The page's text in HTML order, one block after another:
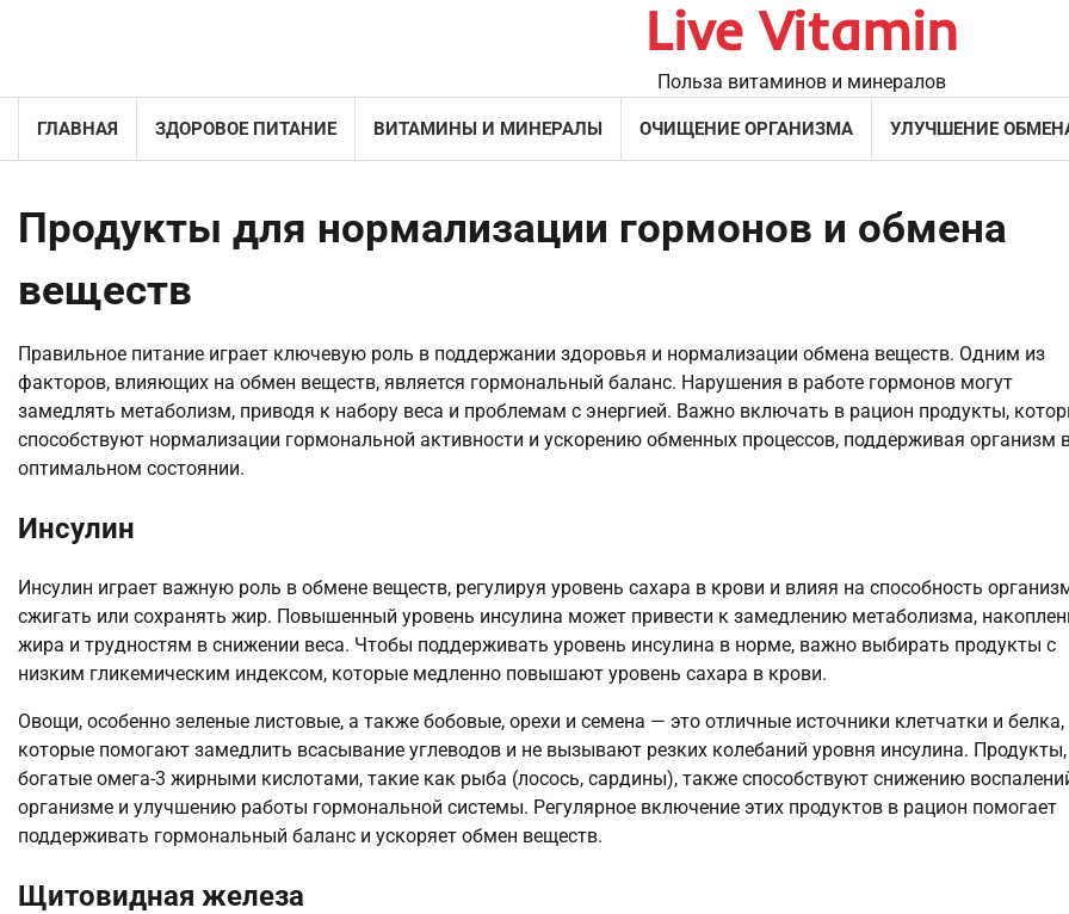
Live Vitamin
Польза витаминов и минералов
ГЛАВНАЯ ЗДОРОВОЕ ПИТАНИЕ ВИТАМИНЫ И МИНЕРАЛЫ ОЧИЩЕНИЕ ОРГАНИЗМА УЛУЧШЕНИЕ
Продукты для нормализации гормонов и обмена
веществ
Правильное питание играет ключевую роль в поддержании здоровья и нормализации обмена веществ. Одним из
факторов, влияющих на обмен веществ, является гормональный баланс. Нарушения в работе гормонов могут
замедлять метаболизм, приводя к набору веса и проблемам с энергией. Важно включать в рацион продукты,
способствуют нормализации гормональной активности и ускорению обменных процессов, поддерживая организм
оптимальном состоянии.
Инсулин
Инсулин играет важную роль в обмене веществ, регулируя уровень сахара в крови и влияя на способность
сжигать или сохранять жир. Повышенный уровень инсулина может привести к замедлению метаболизма,
жира и трудностям в снижении веса. Чтобы поддерживать уровень инсулина в норме, важно выбирать продукты с
низким гликемическим индексом, которые медленно повышают уровень сахара в крови.
Овощи, особенно зеленые листовые, а также бобовые, орехи и семена — это отличные источники клетчатки и белка,
которые помогают замедлить всасывание углеводов и не вызывают резких колебаний уровня инсулина. Продукты,
богатые омега-3 жирными кислотами, такие как рыба (лосось, сардины), также способствуют снижению
организме и улучшению работы гормональной системы. Регулярное включение этих продуктов в рацион помогает
поддерживать гормональный баланс и ускоряет обмен веществ.
Щитовидная железа